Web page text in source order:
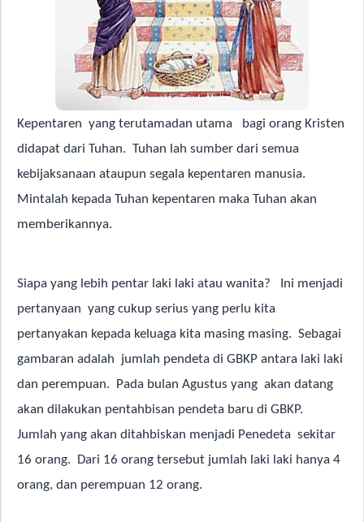
Kepentaren yang terutamadan utama
bagi orang Kristen
didapat dari Tuhan. Tuhan lah sumber dari semua
kebijaksanaan ataupun segala kepentaren manusia.
Mintalah kepada Tuhan kepentaren maka Tuhan akan
memberikannya.
Siapa yang lebih pentar laki laki atau wanita?
Ini menjadi
pertanyaan yang cukup serius yang perlu kita
pertanyakan kepada keluaga kita masing masing. Sebagai
gambaran adalah jumlah pendeta di GBKP antara laki laki
dan perempuan.
Pada bulan Agustus yang akan datang
akan dilakukan pentahbisan pendeta baru di GBKP.
Jumlah yang akan ditahbiskan menjadi Penedeta sekitar
16 orang.
Dari 16 orang tersebut jumlah laki laki hanya 4
orang, dan perempuan 12 orang.